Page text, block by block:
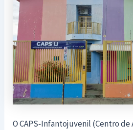
O CAPS-Infantojuvenil (Centro de